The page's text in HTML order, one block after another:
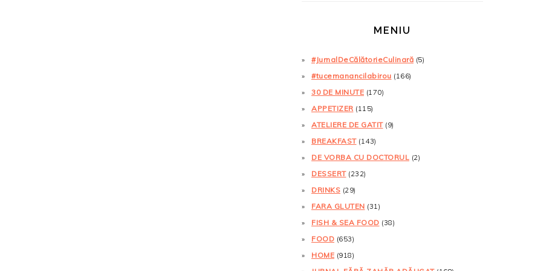
MENIU
#JurnalDeCălătorieCulinară (5)
#tucemanancilabirou (166)
30 DE MINUTE (170)
APPETIZER (115)
ATELIERE DE GATIT(9)
BREAKFAST(143)
DE VORBA CU DOCTORUL (2)
DESSERT(232)
DRINKS (29)
FARA GLUTEN (31)
FISH & SEA FOOD (38)
FOOD (653)
HOME (918)